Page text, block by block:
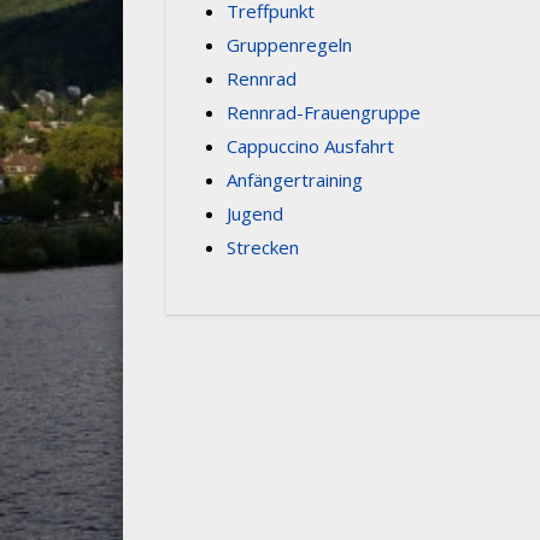
Treffpunkt
Gruppenregeln
Rennrad
Rennrad-Frauengruppe
Cappuccino Ausfahrt
Anfängertraining
Jugend
Strecken